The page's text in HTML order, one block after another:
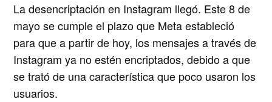
La desencriptación en Instagram llegó. Este 8 de
mayo se cumple el plazo que Meta estableció
para que a partir de hoy, los mensajes a través de
Instagram ya no estén encriptados, debido a que
se trató de una característica que poco usaron los
usuarios.